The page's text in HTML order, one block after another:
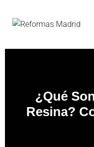
¿Qué
Resina?